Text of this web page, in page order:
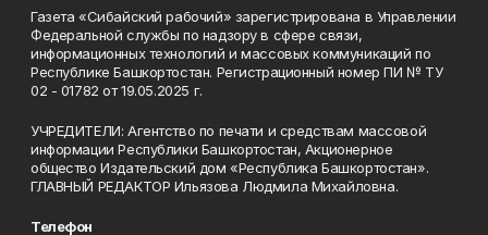
Газета «Сибайский рабочий» зарегистрирована в Управлении
Федеральной службы по надзору в сфере связи,
информационных технологий и массовых коммуникаций по
Республике Башкортостан. Регистрационный номер ПИ № ТУ
02 - 01782 от 19.05.2025 г.
УЧРЕДИТЕЛИ: Агентство по печати и средствам массовой
информации Республики Башкортостан, Акционерное
общество Издательский дом «Республика Башкортостан».
ГЛАВНЫЙ РЕДАКТОР Ильязова Людмила Михайловна.
Телефон